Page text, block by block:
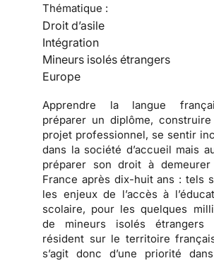
Thématique :
Droit d’asile
Intégration
Mineurs isolés étrangers
Europe
Apprendre la langue
préparer un diplôme,construire
projet professionnel, se sentir
dans la société d’accueil mais
préparer son droit à
France après dix-huit ans : tels
les enjeux de l’accès à
scolaire, pour les quelques
de mineurs isolés étrangers
résident sur le territoire
s’agit donc d’une priorité